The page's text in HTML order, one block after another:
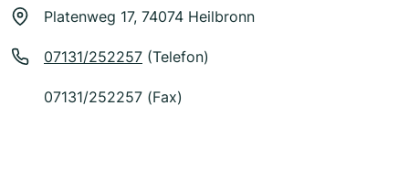
Platenweg 17, 74074 Heilbronn
07131/252257 (Telefon)
07131/252257 (Fax)